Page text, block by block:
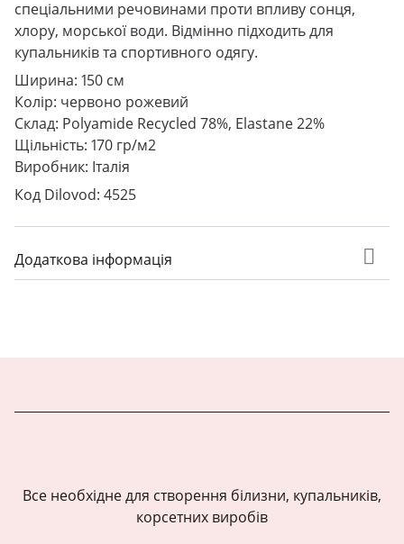
спеціальними речовинами проти впливу сонця,
хлору, морської води. Відмінно підходить для
купальників та спортивного одягу.
Ширина: 150 см
Колір: червоно рожевий
Склад: Polyamide Recycled 78%, Elastane 22%
Щільність: 170 гр/м2
Виробник: Італія
Код Dilovod: 4525
Додаткова інформація
Все необхідне для створення білизни, купальників,
корсетних виробів